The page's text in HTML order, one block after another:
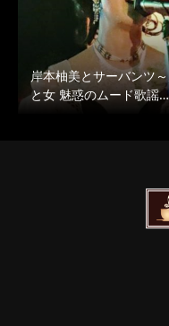
岸本柚美とサーバンツ
と女 魅惑のムード歌謡…